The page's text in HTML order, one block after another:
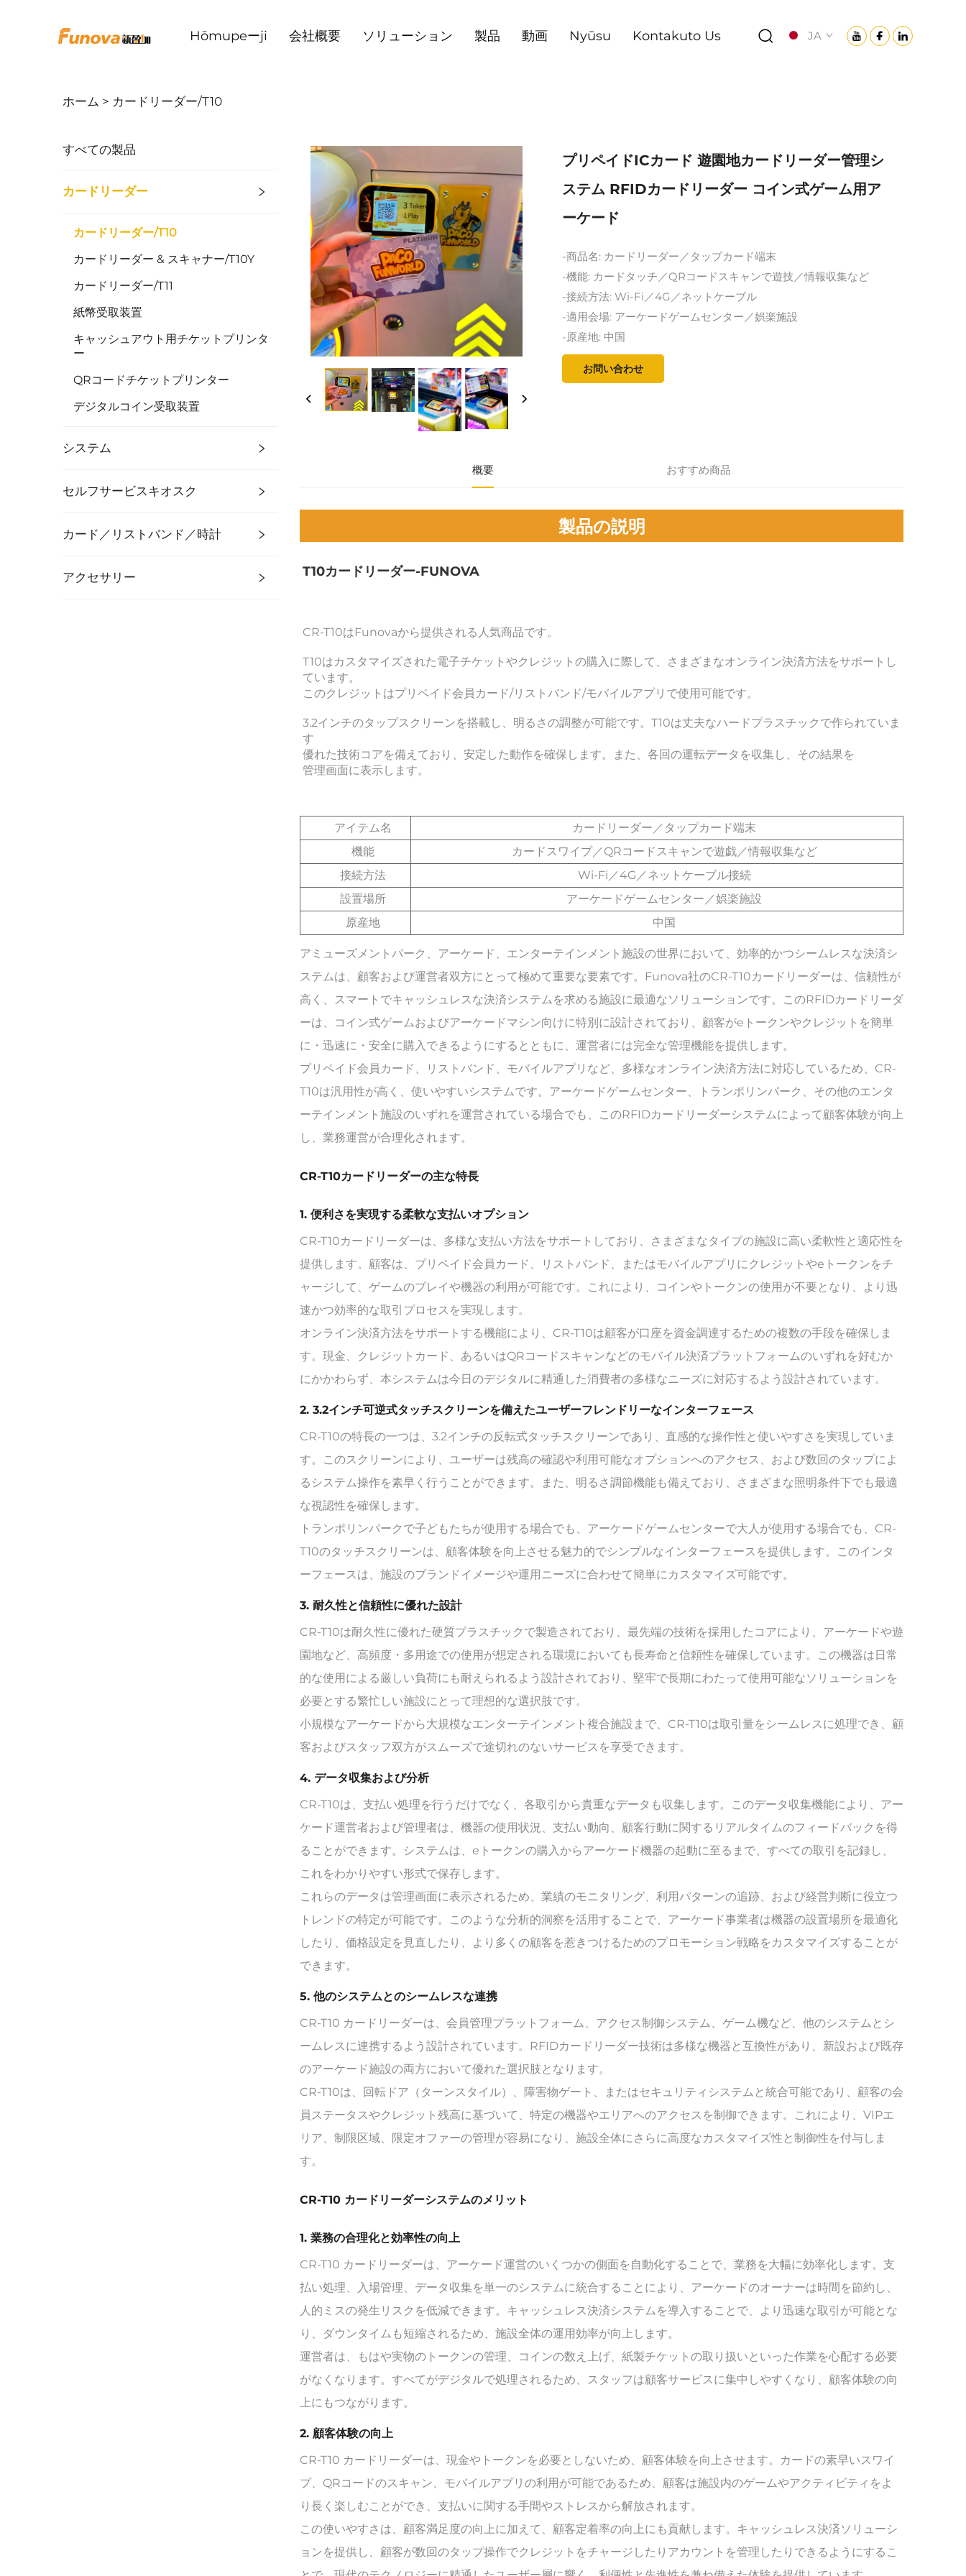
Hōmupeーji 会社概要 ソリューション 製品 動画 Nyūsu Kontakuto Us JA
ホーム > カードリーダー/T10
すべての製品
カードリーダー
カードリーダー/T10
カードリーダー & スキャナー/T10Y
カードリーダー/T11
紙幣受取装置
キャッシュアウト用チケットプリンタ
ー
QRコードチケットプリンター
デジタルコイン受取装置
システム
セルフサービスキオスク
カード／リストバンド／時計
アクセサリー
プリペイドICカード 遊園地カードリーダー管理シ
ステム RFIDカードリーダー コイン式ゲーム用ア
ーケード
-商品名: カードリーダー／タップカード端末
-機能: カードタッチ／QRコードスキャンで遊技／情報収集など
-接続方法: Wi-Fi／4G／ネットケーブル
-適用会場: アーケードゲームセンター／娯楽施設
-原産地: 中国
お問い合わせ
概要 おすすめ商品
製品の説明
T10カードリーダー-FUNOVA
CR-T10はFunovaから提供される人気商品です。
T10はカスタマイズされた電子チケットやクレジットの購入に際して、さまざまなオンライン決済方法をサポートし
ています。
このクレジットはプリペイド会員カード/リストバンド/モバイルアプリで使用可能です。
3.2インチのタップスクリーンを搭載し、明るさの調整が可能です。T10は丈夫なハードプラスチックで作られていま
す
優れた技術コアを備えており、安定した動作を確保します。また、各回の運転データを収集し、その結果を
管理画面に表示します。
アイテム名
カードリーダー／タップカード端末
機能
カードスワイプ／QRコードスキャンで遊戯／情報収集など
接続方法
Wi-Fi／4G／ネットケーブル接続
設置場所
アーケードゲームセンター／娯楽施設
原産地
中国
アミューズメントパーク、アーケード、エンターテインメント施設の世界において、効率的かつシームレスな決済シ
ステムは、顧客および運営者双方にとって極めて重要な要素です。Funova社のCR-T10カードリーダーは、信頼性が
高く、スマートでキャッシュレスな決済システムを求める施設に最適なソリューションです。このRFIDカードリーダ
ーは、コイン式ゲームおよびアーケードマシン向けに特別に設計されており、顧客がeトークンやクレジットを簡単
に・迅速に・安全に購入できるようにするとともに、運営者には完全な管理機能を提供します。
プリペイド会員カード、リストバンド、モバイルアプリなど、多様なオンライン決済方法に対応しているため、CR-
T10は汎用性が高く、使いやすいシステムです。アーケードゲームセンター、トランポリンパーク、その他のエンタ
ーテインメント施設のいずれを運営されている場合でも、このRFIDカードリーダーシステムによって顧客体験が向上
し、業務運営が合理化されます。
CR-T10カードリーダーの主な特長
1. 便利さを実現する柔軟な支払いオプション
CR-T10カードリーダーは、多様な支払い方法をサポートしており、さまざまなタイプの施設に高い柔軟性と適応性を
提供します。顧客は、プリペイド会員カード、リストバンド、またはモバイルアプリにクレジットやeトークンをチ
ャージして、ゲームのプレイや機器の利用が可能です。これにより、コインやトークンの使用が不要となり、より迅
速かつ効率的な取引プロセスを実現します。
オンライン決済方法をサポートする機能により、CR-T10は顧客が口座を資金調達するための複数の手段を確保しま
す。現金、クレジットカード、あるいはQRコードスキャンなどのモバイル決済プラットフォームのいずれを好むか
にかかわらず、本システムは今日のデジタルに精通した消費者の多様なニーズに対応するよう設計されています。
2. 3.2インチ可逆式タッチスクリーンを備えたユーザーフレンドリーなインターフェース
CR-T10の特長の一つは、3.2インチの反転式タッチスクリーンであり、直感的な操作性と使いやすさを実現していま
す。このスクリーンにより、ユーザーは残高の確認や利用可能なオプションへのアクセス、および数回のタップによ
るシステム操作を素早く行うことができます。また、明るさ調節機能も備えており、さまざまな照明条件下でも最適
な視認性を確保します。
トランポリンパークで子どもたちが使用する場合でも、アーケードゲームセンターで大人が使用する場合でも、CR-
T10のタッチスクリーンは、顧客体験を向上させる魅力的でシンプルなインターフェースを提供します。このインタ
ーフェースは、施設のブランドイメージや運用ニーズに合わせて簡単にカスタマイズ可能です。
3. 耐久性と信頼性に優れた設計
CR-T10は耐久性に優れた硬質プラスチックで製造されており、最先端の技術を採用したコアにより、アーケードや遊
園地など、高頻度・多用途での使用が想定される環境においても長寿命と信頼性を確保しています。この機器は日常
的な使用による厳しい負荷にも耐えられるよう設計されており、堅牢で長期にわたって使用可能なソリューションを
必要とする繁忙しい施設にとって理想的な選択肢です。
小規模なアーケードから大規模なエンターテインメント複合施設まで、CR-T10は取引量をシームレスに処理でき、顧
客およびスタッフ双方がスムーズで途切れのないサービスを享受できます。
4. データ収集および分析
CR-T10は、支払い処理を行うだけでなく、各取引から貴重なデータも収集します。このデータ収集機能により、アー
ケード運営者および管理者は、機器の使用状況、支払い動向、顧客行動に関するリアルタイムのフィードバックを得
ることができます。システムは、eトークンの購入からアーケード機器の起動に至るまで、すべての取引を記録し、
これをわかりやすい形式で保存します。
これらのデータは管理画面に表示されるため、業績のモニタリング、利用パターンの追跡、および経営判断に役立つ
トレンドの特定が可能です。このような分析的洞察を活用することで、アーケード事業者は機器の設置場所を最適化
したり、価格設定を見直したり、より多くの顧客を惹きつけるためのプロモーション戦略をカスタマイズすることが
できます。
5. 他のシステムとのシームレスな連携
CR-T10 カードリーダーは、会員管理プラットフォーム、アクセス制御システム、ゲーム機など、他のシステムとシ
ームレスに連携するよう設計されています。RFIDカードリーダー技術は多様な機器と互換性があり、新設および既存
のアーケード施設の両方において優れた選択肢となります。
CR-T10は、回転ドア（ターンスタイル）、障害物ゲート、またはセキュリティシステムと統合可能であり、顧客の会
員ステータスやクレジット残高に基づいて、特定の機器やエリアへのアクセスを制御できます。これにより、VIPエ
リア、制限区域、限定オファーの管理が容易になり、施設全体にさらに高度なカスタマイズ性と制御性を付与しま
す。
CR-T10 カードリーダーシステムのメリット
1. 業務の合理化と効率性の向上
CR-T10 カードリーダーは、アーケード運営のいくつかの側面を自動化することで、業務を大幅に効率化します。支
払い処理、入場管理、データ収集を単一のシステムに統合することにより、アーケードのオーナーは時間を節約し、
人的ミスの発生リスクを低減できます。キャッシュレス決済システムを導入することで、より迅速な取引が可能とな
り、ダウンタイムも短縮されるため、施設全体の運用効率が向上します。
運営者は、もはや実物のトークンの管理、コインの数え上げ、紙製チケットの取り扱いといった作業を心配する必要
がなくなります。すべてがデジタルで処理されるため、スタッフは顧客サービスに集中しやすくなり、顧客体験の向
上にもつながります。
2. 顧客体験の向上
CR-T10 カードリーダーは、現金やトークンを必要としないため、顧客体験を向上させます。カードの素早いスワイ
プ、QRコードのスキャン、モバイルアプリの利用が可能であるため、顧客は施設内のゲームやアクティビティをよ
り長く楽しむことができ、支払いに関する手間やストレスから解放されます。
この使いやすさは、顧客満足度の向上に加えて、顧客定着率の向上にも貢献します。キャッシュレス決済ソリューシ
ョンを提供し、顧客が数回のタップ操作でクレジットをチャージしたりアカウントを管理したりできるようにするこ